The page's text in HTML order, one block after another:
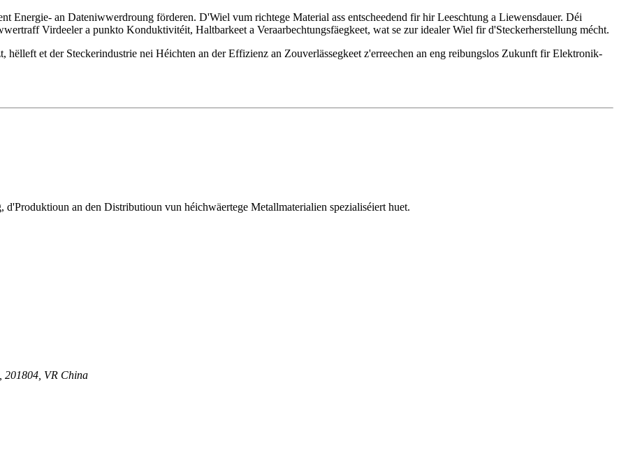
Energie- an Dateniwwerdroung förderen. D'Wiel vum richtege Material ass entscheedend fir hir Leeschtung a Liewensdauer. Déi
Virdeeler a punkto Konduktivitéit, Haltbarkeet a Veraarbechtungsfäegkeet, wat se zur idealer Wiel fir d'Steckerherstellung mécht.
et der Steckerindustrie nei Héichten an der Effizienz an Zouverlässegkeet z'erreechen an eng reibungslos Zukunft fir Elektronik-
an den Distributioun vun héichwäertege Metallmaterialien spezialiséiert huet.
201804, VR China